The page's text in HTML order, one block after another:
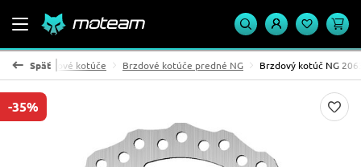
Späť
Brzdové kotúče Brzdové kotúče predné NG Brzdový kotúč NG
-35%